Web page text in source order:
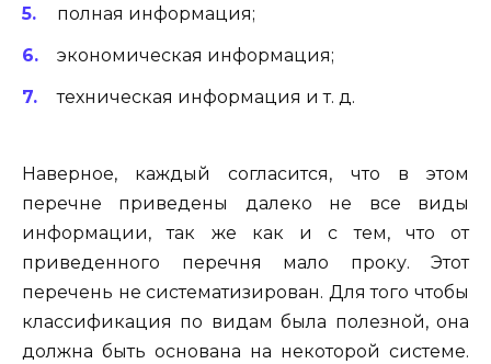
полная информация;
экономическая информация;
техническая информация и т. д.
Наверное, каждый согласится, что в этом
перечне приведены далеко не все виды
информации, так же как и с тем, что от
приведенного перечня мало проку. Этот
перечень не система­тизирован. Для того чтобы
классификация по видам была полезной, она
должна быть основана на некоторой системе.